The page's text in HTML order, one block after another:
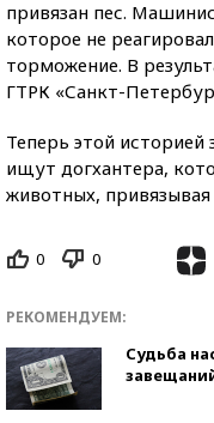
привязан пес.
которое не
торможение. В
ГТРК «Санкт-
Теперь этой
ищут догхантера,
животных, привязывая
0 0
РЕКОМЕНДУЕМ:
Судьба